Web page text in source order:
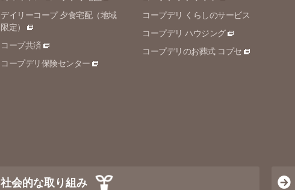
デイリーコープ 夕食宅配（地域
限定）
コープ共済
コープデリ保険センター
コープデリ くらしのサービス
コープデリ ハウジング
コープデリのお葬式 コプセ
社会的な取り組み